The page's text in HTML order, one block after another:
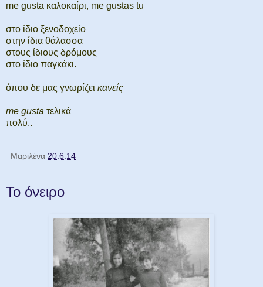
me gusta καλοκαίρι, me gustas tu
στο ίδιο ξενοδοχείο
στην ίδια θάλασσα
στους ίδιους δρόμους
στο ίδιο παγκάκι.
όπου δε μας γνωρίζει κανείς
me gusta τελικά
πολύ..
Μαριλένα 20.6.14
Το όνειρο